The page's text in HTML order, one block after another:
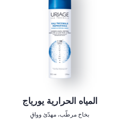
المياه الحرارية يورياج
بخاخ مرطّب، مهدّئ وواقٍ